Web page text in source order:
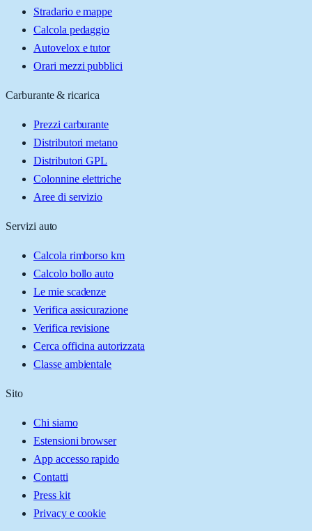
Stradario e mappe
Calcola pedaggio
Autovelox e tutor
Orari mezzi pubblici
Carburante & ricarica
Prezzi carburante
Distributori metano
Distributori GPL
Colonnine elettriche
Aree di servizio
Servizi auto
Calcola rimborso km
Calcolo bollo auto
Le mie scadenze
Verifica assicurazione
Verifica revisione
Cerca officina autorizzata
Classe ambientale
Sito
Chi siamo
Estensioni browser
App accesso rapido
Contatti
Press kit
Privacy e cookie